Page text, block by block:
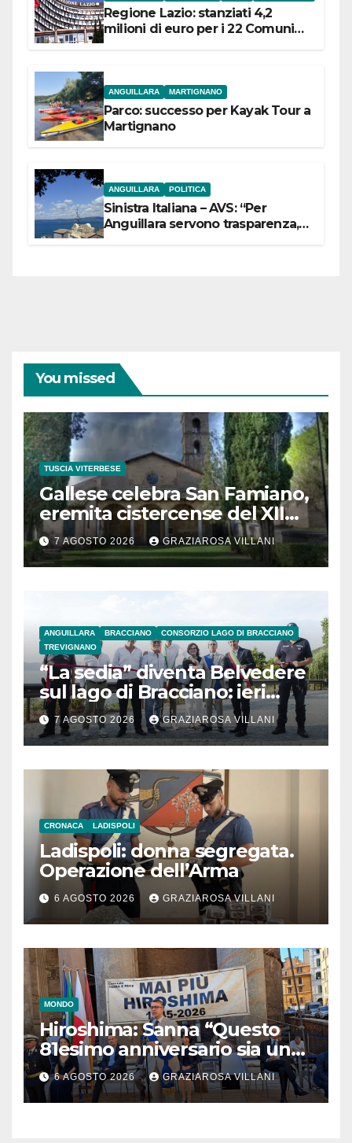
Regione Lazio: stanziati 4,2
milioni di euro per i 22 Comuni
ANGUILLARA MARTIGNANO
Parco: successo per Kayak Tour a
Martignano
ANGUILLARA POLITICA
Sinistra Italiana – AVS: “Per
Anguillara servono trasparenza,
You missed
TUSCIA VITERBESE
Gallese celebra San Famiano,
eremita cistercense del XII
secolo
7 AGOSTO 2026 GRAZIAROSA VILLANI
ANGUILLARA BRACCIANO
CONSORZIO LAGO DI BRACCIANO
TREVIGNANO
“La sedia” diventa Belvedere
sul lago di Bracciano: ieri
l’inaugurazione
7 AGOSTO 2026 GRAZIAROSA VILLANI
CRONACA LADISPOLI
Ladispoli: donna segregata.
Operazione dell’Arma
6 AGOSTO 2026 GRAZIAROSA VILLANI
MONDO
Hiroshima: Sanna “Questo
81esimo anniversario sia un
monito per tutti”
6 AGOSTO 2026 GRAZIAROSA VILLANI